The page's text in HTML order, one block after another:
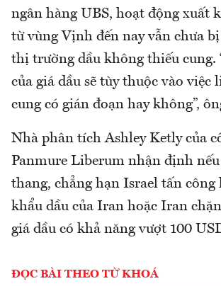
ngân hàng UBS, hoạt động xuất
từ vùng Vịnh đến nay vẫn chưa
thị trường dầu không thiếu cung.
của giá dầu sẽ tùy thuộc vào việc
cung có gián đoạn hay không”,
Nhà phân tích Ashley Ketly của
Panmure Liberum nhận định
thang, chẳng hạn Israel tấn công
khẩu dầu của Iran hoặc Iran
giá dầu có khả năng vượt 100
ĐỌC BÀI THEO TỪ KHOÁ